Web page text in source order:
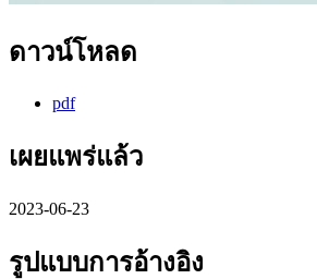
ดาวน์โหลด
pdf
เผยแพร่แล้ว
2023-06-23
รูปแบบการอ้างอิง